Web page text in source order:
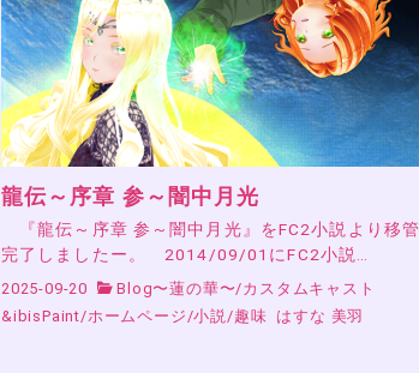
龍伝～序章 参～闇中月光
『龍伝～序章 参～闇中月光』をFC2小説より移管
完了しましたー。 2014/09/01にFC2小説…
2025-09-20 Blog〜蓮の華〜/カスタムキャスト
&ibisPaint/ホームページ /小説 /趣味 はすな 美羽